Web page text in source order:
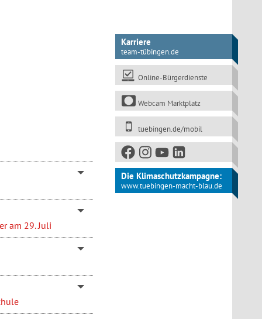
am 29. Juli
Karriere
team-tübingen.de
Online-Bürgerdienste
Webcam Marktplatz
tuebingen.de/mobil
Die Klimaschutzkampagne:
www.tuebingen-macht-blau.de